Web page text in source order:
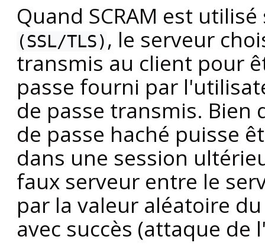
Quand SCRAM est utilisé
(SSL/TLS) , le serveur
transmis au client pour
passe fourni par
de passe transmis. Bien
de passe haché puisse
dans une session
faux serveur entre le
par la valeur aléatoire
avec succès (attaque de